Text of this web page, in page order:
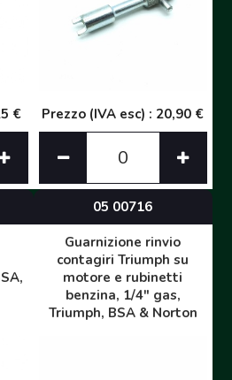
€ Prezzo (IVA esc) : 20,90 €
05 00716
Guarnizione rinvio
contagiri Triumph su
motore e rubinetti
benzina, 1/4" gas,
Triumph, BSA & Norton